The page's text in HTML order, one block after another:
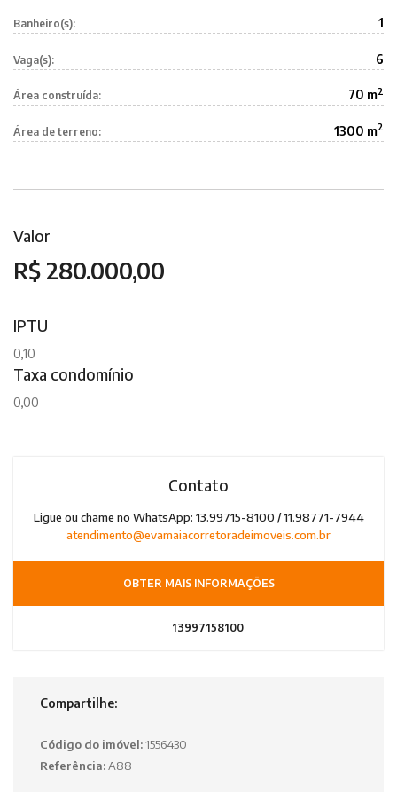
Banheiro(s): 1
Vaga(s): 6
Área construída: 70 m2
Área de terreno: 1300 m2
Valor
R$ 280.000,00
IPTU
0,10
Taxa condomínio
0,00
Contato
Ligue ou chame no WhatsApp: 13.99715-8100 / 11.98771-7944
atendimento@evamaiacorretoradeimoveis.com.br
OBTER MAIS INFORMAÇÕES
13997158100
Compartilhe:
Código do imóvel:1556430
Referência:A88